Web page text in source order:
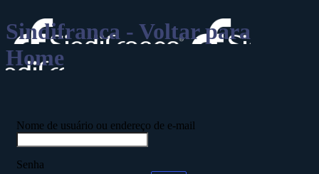
Sindifranca - Voltar para
Home
Nome de usuário ou endereço de e-mail
Senha